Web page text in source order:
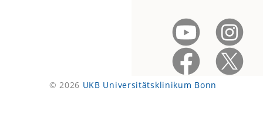
© 2026 UKB Universitätsklinikum Bonn